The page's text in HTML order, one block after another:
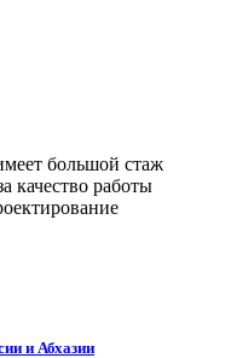
большой стаж
качество работы
и Абхазии